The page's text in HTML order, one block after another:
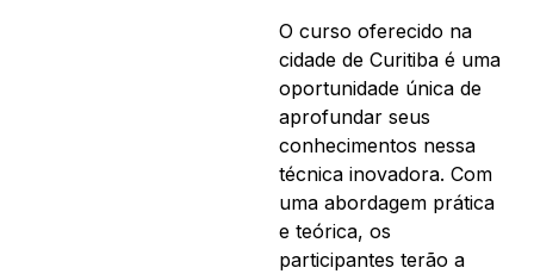
O curso oferecido na
cidade de Curitiba é uma
oportunidade única de
aprofundar seus
conhecimentos nessa
técnica inovadora. Com
uma abordagem prática
e teórica, os
participantes terão a